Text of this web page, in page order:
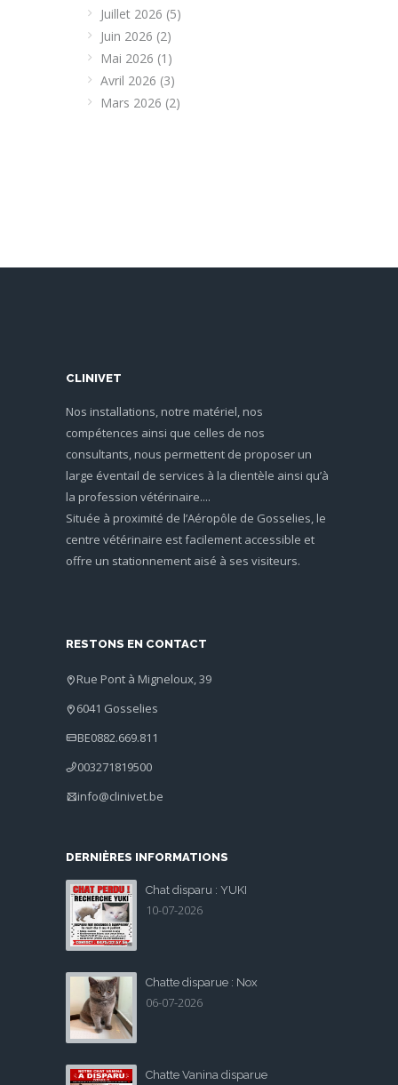
Juillet 2026 (5)
Juin 2026 (2)
Mai 2026 (1)
Avril 2026 (3)
Mars 2026 (2)
CLINIVET
Nos installations, notre matériel, nos
compétences ainsi que celles de nos
consultants, nous permettent de proposer un
large éventail de services à la clientèle ainsi qu’à
la profession vétérinaire....
Située à proximité de l’Aéropôle de Gosselies, le
centre vétérinaire est facilement accessible et
offre un stationnement aisé à ses visiteurs.
RESTONS EN CONTACT
Rue Pont à Migneloux, 39
6041 Gosselies
BE0882.669.811
003271819500
info@clinivet.be
DERNIÈRES INFORMATIONS
Chat disparu : YUKI
10-07-2026
Chatte disparue : Nox
06-07-2026
Chatte Vanina disparue